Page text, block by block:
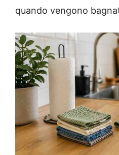
quando vengono